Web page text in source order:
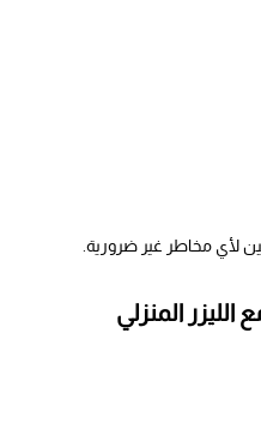
لأي مخاطر غير ضرورية.
المنزلي